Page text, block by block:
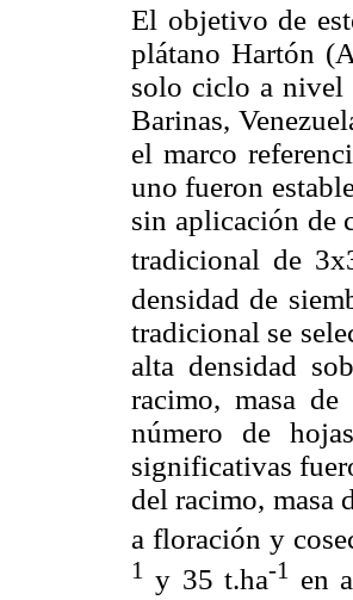
El objetivo de
plátano Hartón
solo ciclo a nivel
Barinas,
el marco
uno fueron
sin aplicación de
tradicional de
densidad de
tradicional se
alta densidad
racimo, masa
número de
significativas
del racimo, masa
a floración y
1 y 35 t.ha-1
en